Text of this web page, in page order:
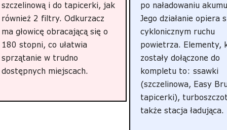
szczelinową i do tapicerki, jak
również 2 filtry. Odkurzacz
ma głowicę obracającą się o
180 stopni, co ułatwia
sprzątanie w trudno
dostępnych miejscach.
po naładowaniu
Jego działanie opiera
cyklonicznym ruchu
powietrza. Elementy,
zostały dołączone do
kompletu to: ssawki
(szczelinowa, Easy
tapicerki),
także stacja ładująca.